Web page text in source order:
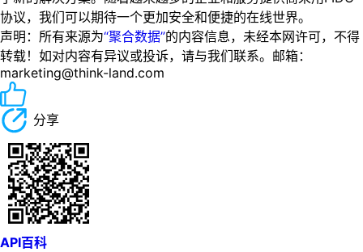
协议，我们可以期待一个更加安全和便捷的在线世界。
声明：所有来源为“聚合数据”的内容信息，未经本网许可，不得
转载！如对内容有异议或投诉，请与我们联系。邮箱：
marketing@think-land.com
分享
API百科